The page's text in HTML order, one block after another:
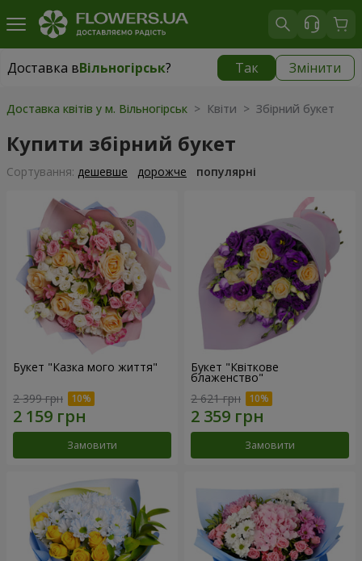
Доставка вВільногірськ? Так Змінити
Доставка вВільногірськ|
Доставка квітів у м. Вільногірськ > Квіти > Збірний букет
Купити збірний букет
Сортування: дешевше дорожче популярні
Букет "Казка мого життя"
2 399 грн
Замовити
Букет "Квіткове
блаженство"
2 621 грн
Замовити